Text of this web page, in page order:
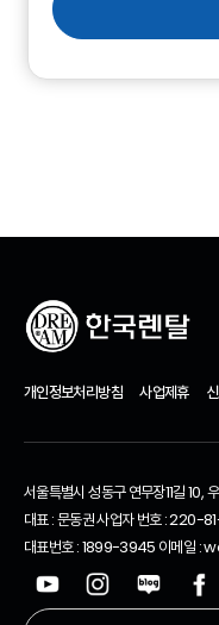
개인정보처리방침 사업제휴
서울특별시 성동구 연무장11길 10,
대표 : 문동권 사업자 번호 : 220-
대표번호 : 1899-3945 이메